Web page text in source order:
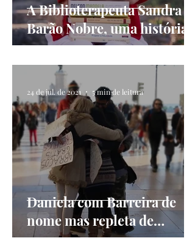
A Biblioterapeuta Sandra
Barão Nobre, uma história e
parceria
Daniela com Barreira de
nome mas repleta de
abraços vindos do coração
24 de jul. de 2021 5 min de leitura